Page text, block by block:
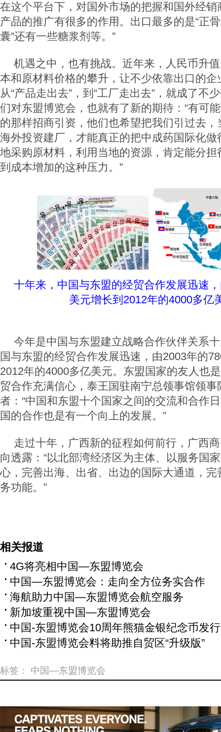
在这个平台下，对国外市场的把握和国外经
产品的推广有很多的作用。出口最多的是“正
囊”还有一些糖浆剂等。”
机遇之中，也有挑战。近年来，人民币升
本和原材料价格的攀升，让不少依靠出口的
从“产品走出去”，到“工厂走出去”，就成了不
们对东盟博览会，也就有了新的期待：“有可
的那样招商引资，他们也希望把我们引过去
海外投资建厂，才能真正的把中成药国际化
地采购原材料，利用当地的资源，肯定能分
到成本增加的这种压力。”
十年来，中国与东盟的经贸合作发展迅速
美元增长到2012年的4000多亿
今年是中国与东盟建立战略合作伙伴关系
国与东盟的经贸合作发展迅速，由2003年的
2012年的4000多亿美元。东盟国家的友人也
贸合作充满信心，泰王国驻南宁总领事馆领事
者：“中国和东盟十个国家之间的交流和合作
国的合作也是有一个向上的发展。”
走过十年，广西新的征程如何前行，广西
向透露：“以北部湾经济区为主体、以服务国
心，完善出海、出省、出边的国际大通道，
务功能。”
相关报道
4G将亮相中国—东盟博览会
中国—东盟博览会：走向全方位务实合作
海航助力中国—东盟博览会航空服务
新加坡重视中国—东盟博览会
中国-东盟博览会10周年熊猫金银纪念币发行
中国-东盟博览会料将助推自贸区“升级版”
标签： 中国—东盟博览会